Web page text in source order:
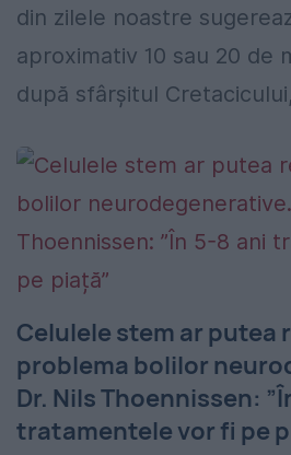
din zilele noastre
aproximativ 10 sau 20 de
după sfârșitul
Celulele stem ar putea
problema bolilor
Dr. Nils Thoennissen:
tratamentele vor fi pe